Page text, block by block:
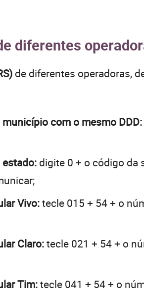
diferentes
de diferentes operadoras,
com o mesmo DDD:
estado: digite 0 + o código da
Vivo:tecle 015 + 54 + o
Claro:tecle 021 + 54 + o
Tim:tecle 041 + 54 + o